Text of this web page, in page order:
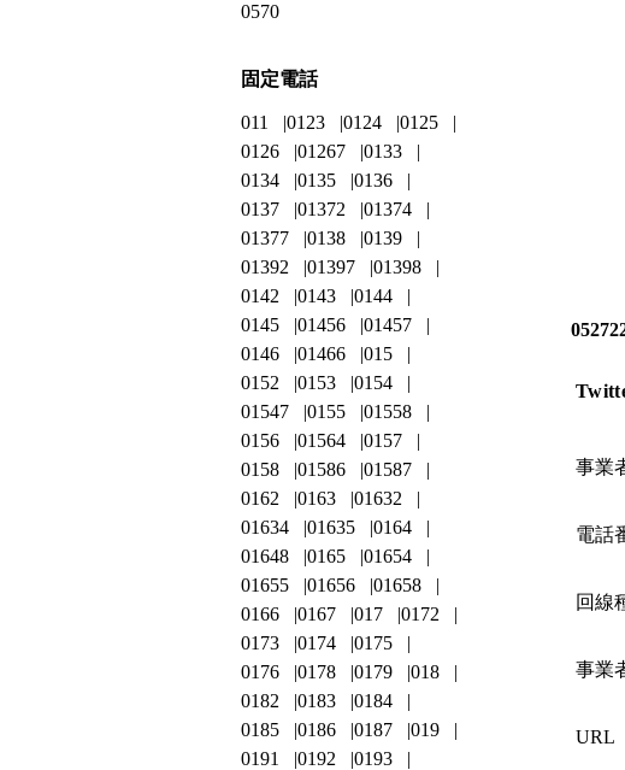
事業
電話
回線
事業
URL
0570
固定電話
011 0123 0124
0125
0126
01267
0133
0134
0135
0136
0137
01372
01374
01377
0138
0139
01392
01397
01398
0142
0143
0144
0145
01456
01457
0146
01466
015
0152
0153
0154
01547
0155
01558
0156
01564
0157
0158
01586
01587
0162
0163
01632
01634
01635
0164
01648
0165
01654
01655
01656
01658
0166
0167 017
0172
0173
0174
0175
0176
0178 0179
018
0182
0183
0184
0185
0186 0187
019
0191
0192
0193